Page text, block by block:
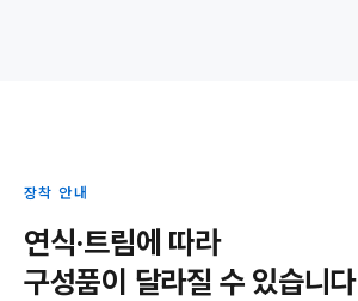
장착 안내
연식·트림에 따라
구성품이 달라질 수 있습니다